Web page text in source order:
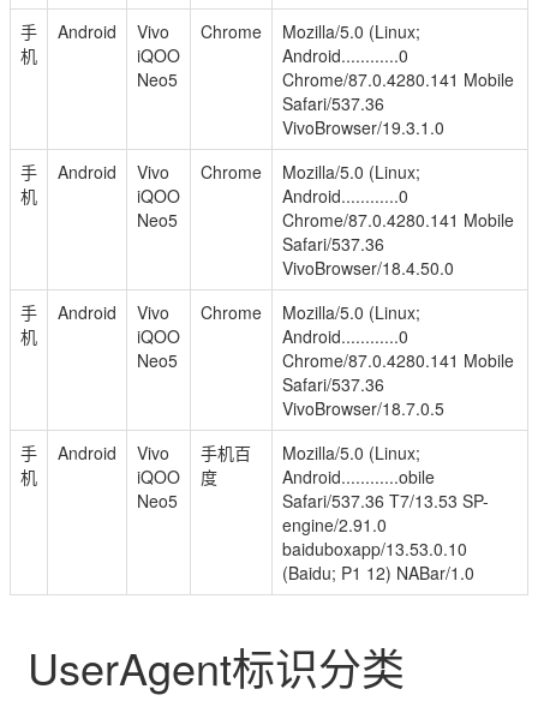
手
机
Android
Vivo
iQOO
Neo5
Chrome
Mozilla/5.0 (Linux;
Android............0
Chrome/87.0.4280.141 Mobile
Safari/537.36
VivoBrowser/19.3.1.0
手
机
Android
Vivo
iQOO
Neo5
Chrome
Mozilla/5.0 (Linux;
Android............0
Chrome/87.0.4280.141 Mobile
Safari/537.36
VivoBrowser/18.4.50.0
手
机
Android
Vivo
iQOO
Neo5
Chrome
Mozilla/5.0 (Linux;
Android............0
Chrome/87.0.4280.141 Mobile
Safari/537.36
VivoBrowser/18.7.0.5
手
机
Android
Vivo
iQOO
Neo5
手机百
度
Mozilla/5.0 (Linux;
Android............obile
Safari/537.36 T7/13.53 SP-
engine/2.91.0
baiduboxapp/13.53.0.10
(Baidu; P1 12) NABar/1.0
UserAgent标识分类